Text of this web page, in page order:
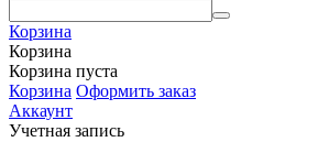
Корзина
Корзина
Корзина пуста
Корзина Оформить заказ
Аккаунт
Учетная запись